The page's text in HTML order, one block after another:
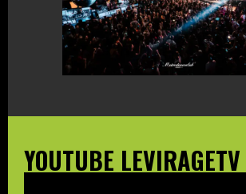
YOUTUBE LEVIRAGETV